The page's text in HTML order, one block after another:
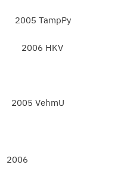
TampPy
2006 HKV
VehmU